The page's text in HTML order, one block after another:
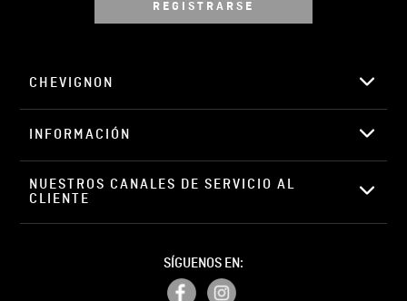
ENVIAR COMENTARIO
REGISTRARSE
CHEVIGNON
INFORMACIÓN
NUESTROS CANALES DE SERVICIO AL
CLIENTE
SÍGUENOS EN: